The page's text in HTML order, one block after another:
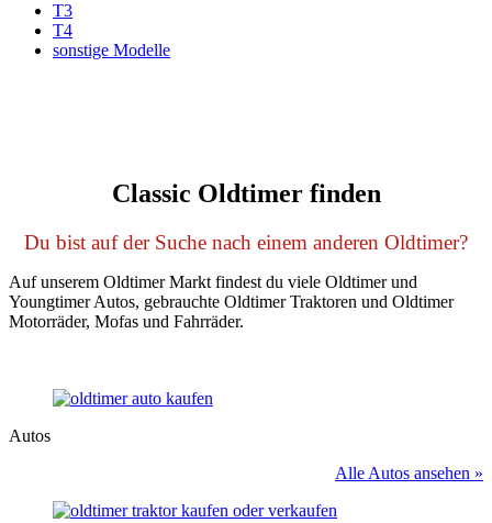
T3
T4
sonstige Modelle
Classic Oldtimer finden
Du bist auf der Suche nach einem anderen Oldtimer?
Auf unserem Oldtimer Markt findest du viele Oldtimer und
Youngtimer Autos, gebrauchte Oldtimer Traktoren und Oldtimer
Motorräder, Mofas und Fahrräder.
Autos
Alle Autos ansehen »